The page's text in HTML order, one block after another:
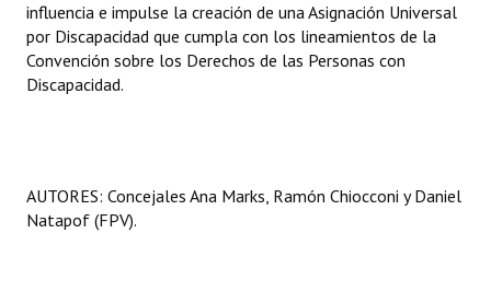
influencia e impulse la creación de una Asignación Universal
por Discapacidad que cumpla con los lineamientos de la
Convención sobre los Derechos de las Personas con
Discapacidad.
AUTORES: Concejales Ana Marks, Ramón Chiocconi y Daniel
Natapof (FPV).